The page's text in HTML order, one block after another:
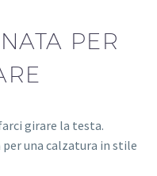
PER
girare la testa.
una calzatura in stile